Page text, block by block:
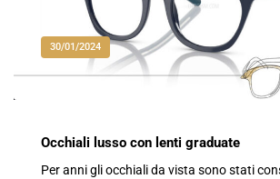
30/01/2024
Occhiali lusso con lenti graduate
Per anni gli occhiali da vista sono stati